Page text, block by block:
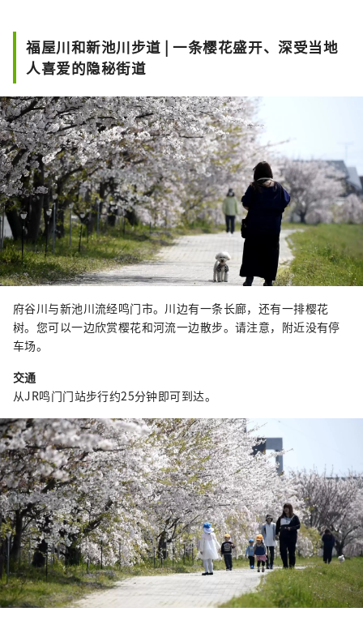
时的珍贵资料。
在第九剧院，真人大小的德国士兵木偶
第九交响曲在亚洲首演的地点。
福屋川和新池川步道 | 一条樱花盛开、深受当地
人喜爱的隐秘街道
府谷川与新池川流经鸣门市。川边有一条长廊，还有一排樱花
树。您可以一边欣赏樱花和河流一边散步。请注意，附近没有停
车场。
交通
从JR鸣门门站步行约25分钟即可到达。